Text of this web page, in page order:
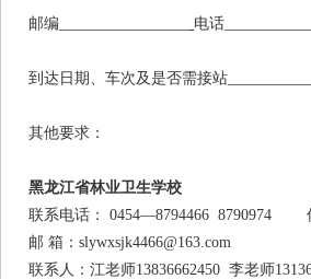
邮编_________________ 电话
到达日期、车次及是否需接站
其他要求：
黑龙江省林业卫生学校
联系电话： 0454—8794466 8790974
邮 箱：slywxsjk4466@163.com
联系人：江老师13836662450 李老师